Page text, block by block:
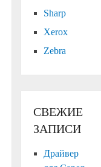
Sharp
Xerox
Zebra
СВЕЖИЕ
ЗАПИСИ
Драйвер